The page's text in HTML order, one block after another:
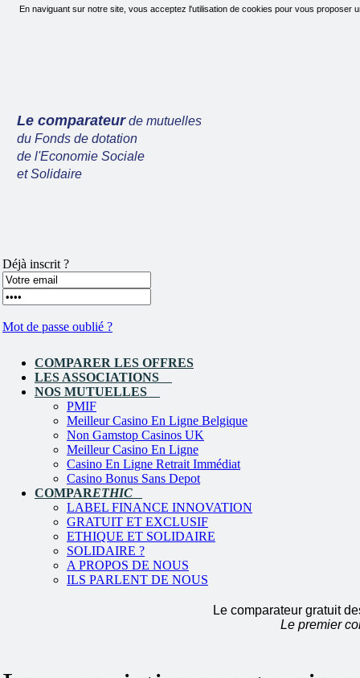
En naviguant sur notre site, vous acceptez l'utilisation de cookies pour vous
Le comparateurde mutuelles
du Fonds de dotation
de l'Economie Sociale
et Solidaire
Déjà inscrit ?
Mot de passe oublié ?
COMPARER LES OFFRES
LES ASSOCIATIONS
NOS MUTUELLES
PMIF
Meilleur Casino En Ligne Belgique
Non Gamstop Casinos UK
Meilleur Casino En Ligne
Casino En Ligne Retrait Immédiat
Casino Bonus Sans Depot
COMPARETHIC
LABEL FINANCE INNOVATION
GRATUIT ET EXCLUSIF
ETHIQUE ET SOLIDAIRE
SOLIDAIRE ?
A PROPOS DE NOUS
ILS PARLENT DE NOUS
Le comparateur gratuit
Le premier